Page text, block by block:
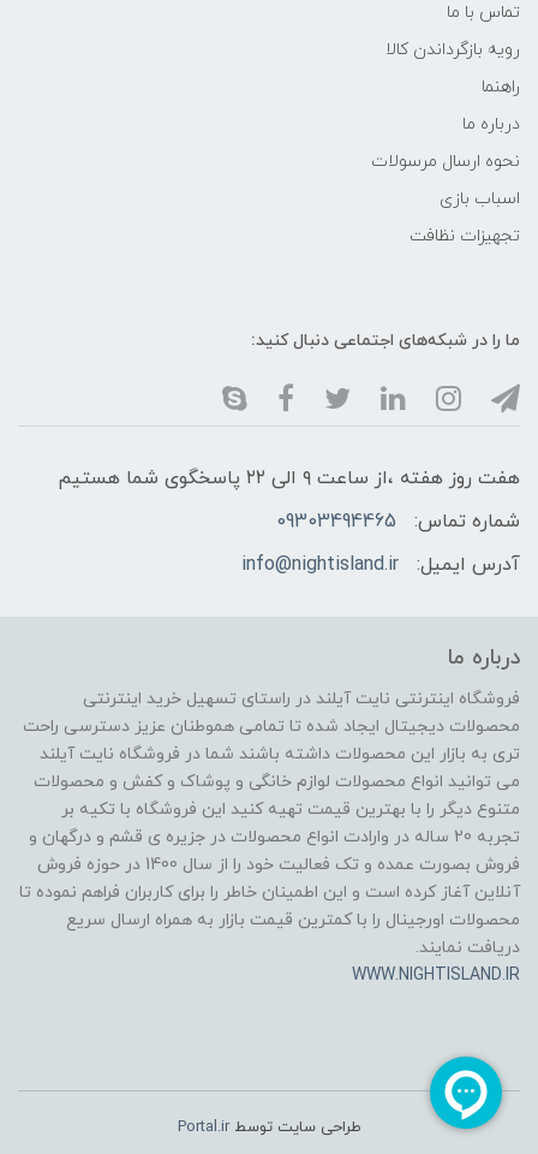
تماس با ما
رویه بازگرداندن کالا
راهنما
درباره ما
نحوه ارسال مرسولات
اسباب بازی
تجهیزات نظافت
ما را در شبکه‌های اجتماعی دنبال کنید:
هفت روز هفته ،از ساعت ۹ الی ۲۲ پاسخگوی شما هستیم
شماره تماس:
09303494465
آدرس ایمیل:
info@nightisland.ir
درباره ما
فروشگاه اینترنتی نایت آیلند در راستای تسهیل خرید اینترنتی
محصولات دیجیتال ایجاد شده تا تمامی هموطنان عزیز دسترسی راحت
تری به بازار این محصولات داشته باشند شما در فروشگاه نایت آیلند
می توانید انواع محصولات لوازم خانگی و پوشاک و کفش و محصولات
متنوع دیگر را با بهترین قیمت تهیه کنید این فروشگاه با تکیه بر
تجربه 20 ساله در وارادت انواع محصولات در جزیره ی قشم و درگهان و
فروش بصورت عمده و تک فعالیت خود را از سال 1400 در حوزه فروش
آنلاین آغاز کرده است و این اطمینان خاطر را برای کاربران فراهم نموده تا
محصولات اورجینال را با کمترین قیمت بازار به همراه ارسال سریع
دریافت نمایند.
WWW.NIGHTISLAND.IR
طراحی سایت توسطPortal.ir